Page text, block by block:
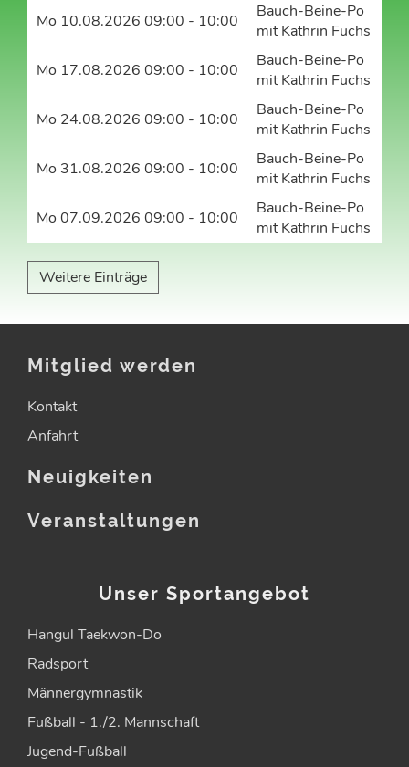
Mo 10.08.2026 09:00 - 10:00
Bauch-Beine-Po
mit Kathrin Fuchs
Mo 17.08.2026 09:00 - 10:00
Bauch-Beine-Po
mit Kathrin Fuchs
Mo 24.08.2026 09:00 - 10:00
Bauch-Beine-Po
mit Kathrin Fuchs
Mo 31.08.2026 09:00 - 10:00
Bauch-Beine-Po
mit Kathrin Fuchs
Mo 07.09.2026 09:00 - 10:00
Bauch-Beine-Po
mit Kathrin Fuchs
Weitere Einträge
Mitglied werden
Kontakt
Anfahrt
Neuigkeiten
Veranstaltungen
Unser Sportangebot
Hangul Taekwon-Do
Radsport
Männergymnastik
Fußball - 1./2. Mannschaft
Jugend-Fußball